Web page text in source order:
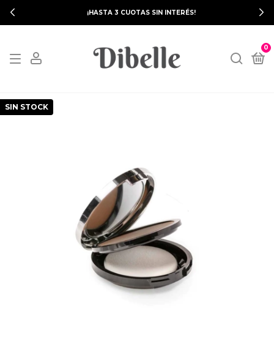
¡HASTA 3 CUOTAS SIN INTERÉS!
0
SIN STOCK